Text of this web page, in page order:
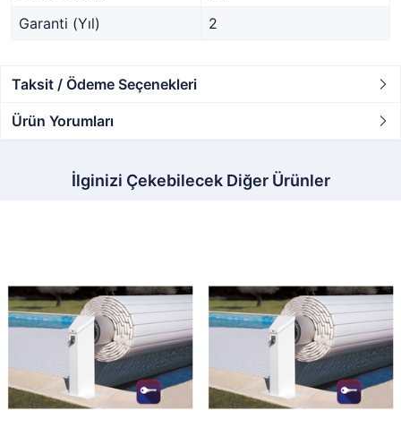
Garanti (Yıl)
2
Taksit / Ödeme Seçenekleri
Ürün Yorumları
İlginizi Çekebilecek Diğer Ürünler